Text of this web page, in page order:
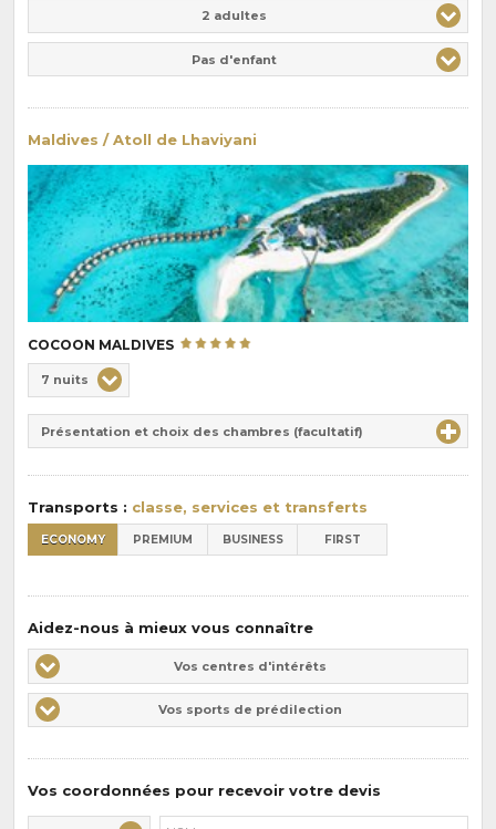
2 adultes
Pas d'enfant
Maldives / Atoll de Lhaviyani
COCOON MALDIVES
de
pension
:
Durée
7 nuits
Présentation et choix des chambres (facultatif)
Transports : classe, services et transferts
ECONOMY PREMIUM BUSINESS FIRST
Aidez-nous à mieux vous connaître
Vos
centres
d'intérêts
Vos centres d'intérêts
Vos
sports
Vos sports de prédilection
Vos coordonnées pour recevoir votre devis